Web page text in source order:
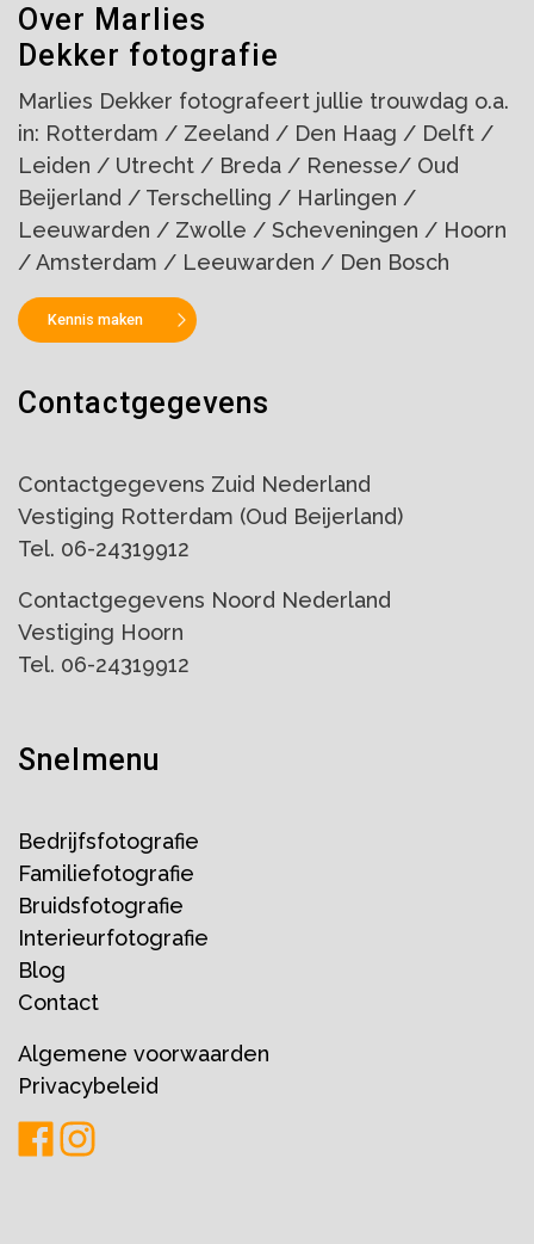
Over Marlies
Dekker fotografie
Marlies Dekker fotografeert jullie trouwdag o.a.
in: Rotterdam / Zeeland / Den Haag / Delft /
Leiden / Utrecht / Breda / Renesse/ Oud
Beijerland / Terschelling / Harlingen /
Leeuwarden / Zwolle / Scheveningen / Hoorn
/ Amsterdam / Leeuwarden / Den Bosch
Kennis maken
Contactgegevens
Contactgegevens Zuid Nederland
Vestiging Rotterdam (Oud Beijerland)
Tel. 06-24319912
Contactgegevens Noord Nederland
Vestiging Hoorn
Tel. 06-24319912
Snelmenu
Bedrijfsfotografie
Familiefotografie
Bruidsfotografie
Interieurfotografie
Blog
Contact
Algemene voorwaarden
Privacybeleid